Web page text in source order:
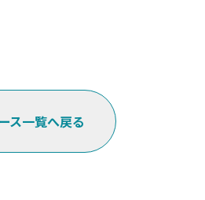
ス一覧へ戻る